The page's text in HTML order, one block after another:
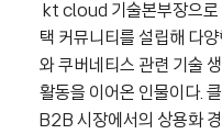
kt cloud 기술본부장으
택 커뮤니티를 설립해 다
와 쿠버네티스 관련 기술
활동을 이어온 인물이다.
B2B 시장에서의 상용화